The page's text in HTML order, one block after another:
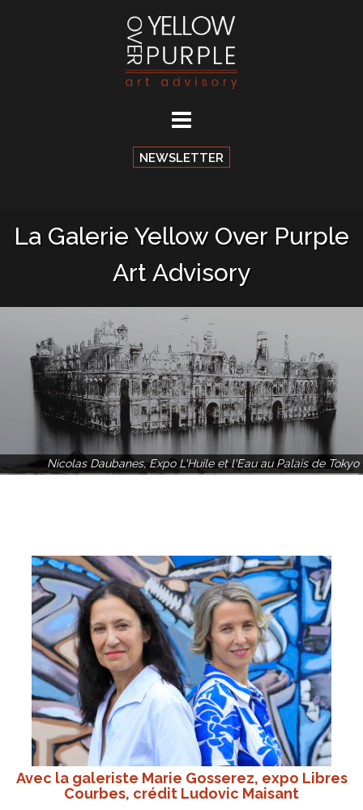
NEWSLETTER
La Galerie Yellow Over Purple
Art Advisory
Nicolas Daubanes, Expo L'Huile et l'Eau au Palais de Tokyo
Avec la galeriste Marie Gosserez, expo Libres
Courbes, crédit Ludovic Maisant